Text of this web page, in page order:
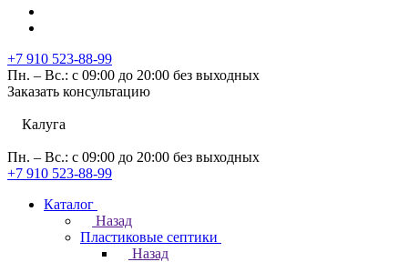
+7 910 523-88-99
Пн. – Вс.: с 09:00 до 20:00 без выходных
Заказать консультацию
Калуга
Пн. – Вс.: с 09:00 до 20:00 без выходных
+7 910 523-88-99
Каталог
Назад
Пластиковые септики
Назад